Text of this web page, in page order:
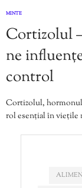
MINTE
Cortizolul
ne
control
Cortizolul,
rol esențial în viețile